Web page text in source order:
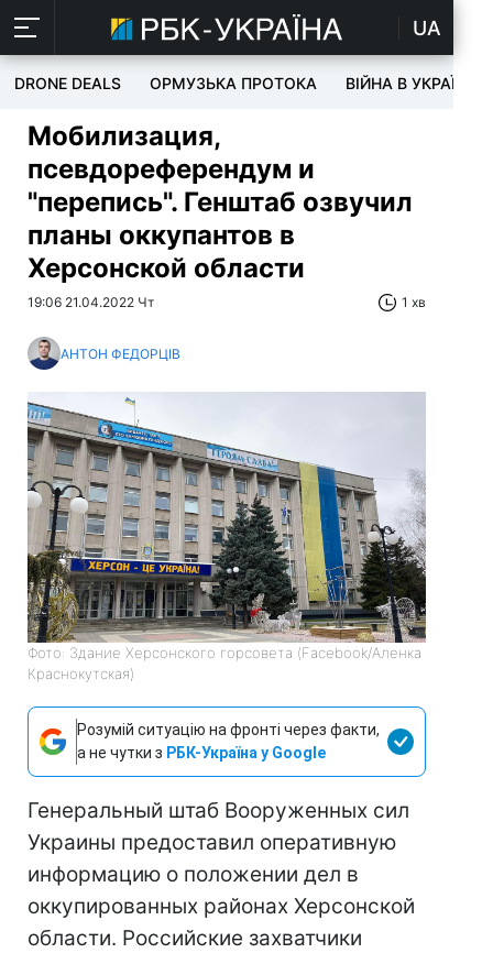
UA
DRONE DEALS ОРМУЗЬКА ПРОТОКА ВІЙНА В УКРАЇНІ
Мобилизация,
псевдореферендум и
"перепись". Генштаб озвучил
планы оккупантов в
Херсонской области
19:06 21.04.2022 Чт 1 хв
АНТОН ФЕДОРЦІВ
Фото: Здание Херсонского горсовета (Facebook/Аленка
Краснокутская)
Розумій ситуацію на фронті через факти,
а не чутки з РБК-Україна у Google
Генеральный штаб Вооруженных сил
Украины предоставил оперативную
информацию о положении дел в
оккупированных районах Херсонской
области. Российские захватчики